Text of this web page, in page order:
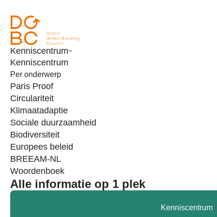
Kenniscentrum
Kenniscentrum
Per onderwerp
Paris Proof
Circulariteit
Klimaatadaptie
Sociale duurzaamheid
Biodiversiteit
Europees beleid
BREEAM-NL
Woordenboek
Alle informatie op 1 plek
Kenniscentrum
Login
Mijn DGBC
‘Mijn DGBC’ is nog in ontwikkeling en momenteel alleen
beschikbaar voor hoofdcontactpersonen van onze
partners en leden van onze programmaraden, werk- en
een account voor iedereen beschikbaar. Meld je aan voor